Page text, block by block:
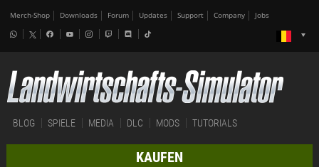
Merch-Shop Downloads Forum Updates Support Company Jobs
BLOG SPIELE MEDIA DLC MODS TUTORIALS
KAUFEN